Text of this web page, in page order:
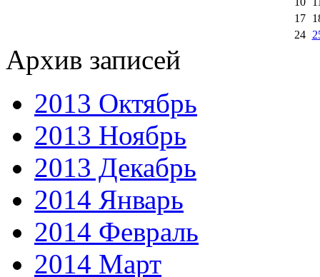
17
24
Архив записей
2013 Октябрь
2013 Ноябрь
2013 Декабрь
2014 Январь
2014 Февраль
2014 Март